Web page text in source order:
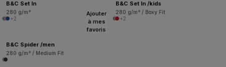
B&C Set In
280 g/m²
+2
B&C Set In /kids
280 g/m² / Boxy Fit
+2
Ajouter
à mes
favoris
B&C Spider /men
280 g/m² / Medium Fit